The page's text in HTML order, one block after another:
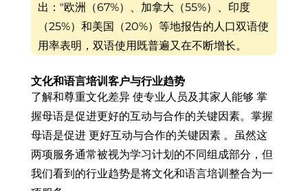
出："欧洲（67%）、加拿大（55%）、印度
（25%）和美国（20%）等地报告的人口双语使
用率表明，双语使用既普遍又在不断增长。
文化和语言培训客户与行业趋势
了解和尊重文化差异 使专业人员及其家人能够 掌
握母语是促进更好的互动与合作的关键因素。 掌握
母语是促进 更好互动与合作的关键因素 。 虽然这
两项服务通常被视为学习计划的不同组成部分，但
我们看到的行业趋势是将文化和语言培训整合为一